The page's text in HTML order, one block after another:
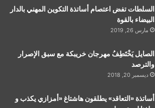
السلطات تفض اعتصام أساتذة التكوين المهني بالدار
البيضاء بالقوة
مارس 26, 2019
الصايل يَخْتَطِفُ مهرجان خريبكة مع سبق الإصرار
والترصد
ديسمبر 20, 2018
أساتذة «التعاقد» يطلقون هاشتاغ «أمزازي يكذب و